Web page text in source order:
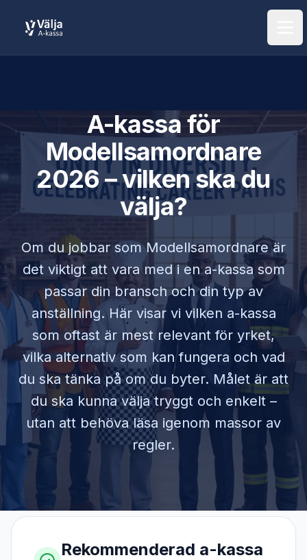
A-kassa för
Modellsamordnare
2026 – vilken ska du
välja?
Om du jobbar somModellsamordnareär
det viktigt att vara med i en a-kassa som
passar din bransch och din typ av
anställning. Här visar vi vilken a-kassa
som oftast är mest relevant för yrket,
vilka alternativ som kan fungera och vad
du ska tänka på om du byter. Målet är att
du ska kunna välja tryggt och enkelt –
utan att behöva läsa igenom massor av
regler.
Rekommenderad a-kassa